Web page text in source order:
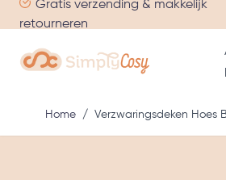
Ga naar de inhoud
Gratis verzending & makkelijk
retourneren
Home / Verzwaringsdeken Hoes